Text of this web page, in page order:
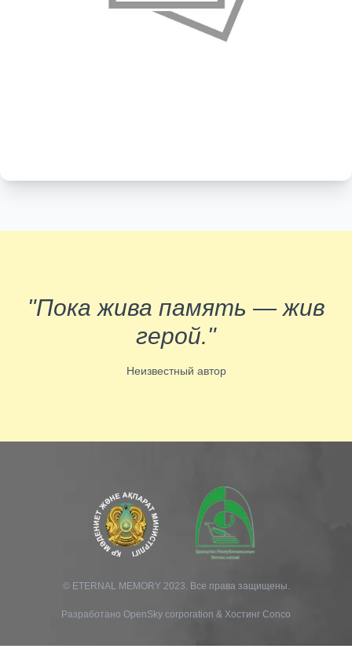
"Пока жива память — жив
герой."
Неизвестный автор
© ETERNAL MEMORY 2023. Все права защищены.
Разработано OpenSky corporation & Хостинг Conco